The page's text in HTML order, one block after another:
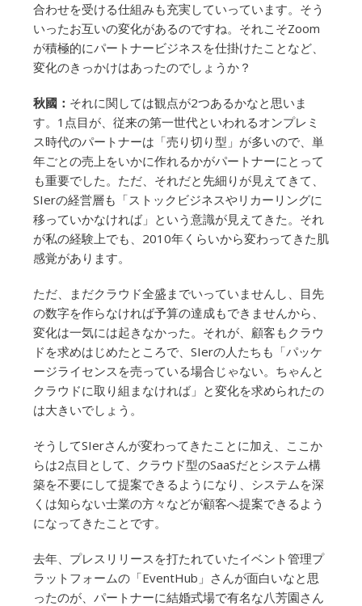
合わせを受ける仕組みも充実していっています。そう
いったお互いの変化があるのですね。それこそZoom
が積極的にパートナービジネスを仕掛けたことなど、
変化のきっかけはあったのでしょうか？
秋國： それに関しては観点が2つあるかなと思いま
す。1点目が、従来の第一世代といわれるオンプレミ
ス時代のパートナーは「売り切り型」が多いので、単
年ごとの売上をいかに作れるかがパートナーにとって
も重要でした。ただ、それだと先細りが見えてきて、
SIerの経営層も「ストックビジネスやリカーリングに
移っていかなければ」という意識が見えてきた。それ
が私の経験上でも、2010年くらいから変わってきた肌
感覚があります。
ただ、まだクラウド全盛までいっていませんし、目先
の数字を作らなければ予算の達成もできませんから、
変化は一気には起きなかった。それが、顧客もクラウ
ドを求めはじめたところで、SIerの人たちも「パッケ
ージライセンスを売っている場合じゃない。ちゃんと
クラウドに取り組まなければ」と変化を求められたの
は大きいでしょう。
そうしてSIerさんが変わってきたことに加え、ここか
らは2点目として、クラウド型のSaaSだとシステム構
築を不要にして提案できるようになり、システムを深
くは知らない士業の方々などが顧客へ提案できるよう
になってきたことです。
去年、プレスリリースを打たれていたイベント管理プ
ラットフォームの「EventHub」さんが面白いなと思
ったのが、パートナーに結婚式場で有名な八芳園さん